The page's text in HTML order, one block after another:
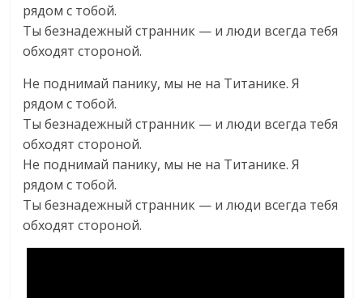
рядом с тобой.
Ты безнадежный странник — и люди всегда тебя
обходят стороной.
Не поднимай панику, мы не на Титанике. Я
рядом с тобой.
Ты безнадежный странник — и люди всегда тебя
обходят стороной.
Не поднимай панику, мы не на Титанике. Я
рядом с тобой.
Ты безнадежный странник — и люди всегда тебя
обходят стороной.